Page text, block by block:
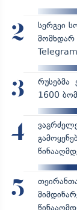
2
სერგეი
მომხდარ
3
რუსებმა
1600
4
5